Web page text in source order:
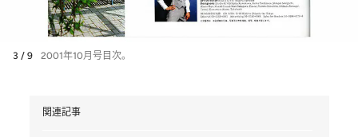
3 / 9 2001年10月号目次。
関連記事